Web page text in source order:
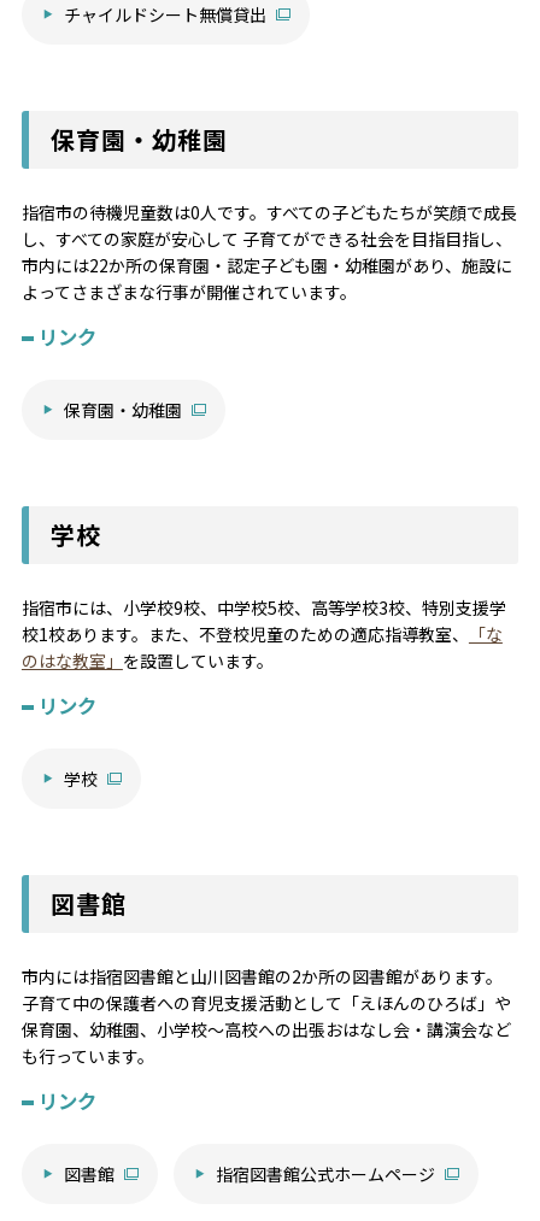
チャイルドシート無償貸出
保育園・幼稚園
指宿市の待機児童数は0人です。すべての子どもたちが笑顔で成長
し、すべての家庭が安心して 子育てができる社会を目指目指し、
市内には22か所の保育園・認定子ども園・幼稚園があり、施設に
よってさまざまな行事が開催されています。
リンク
保育園・幼稚園
学校
指宿市には、小学校9校、中学校5校、高等学校3校、特別支援学
校1校あります。また、不登校児童のための適応指導教室、
「な
のはな教室」 を設置しています。
リンク
学校
図書館
市内には指宿図書館と山川図書館の2か所の図書館があります。
子育て中の保護者への育児支援活動として「えほんのひろば」や
保育園、幼稚園、小学校～高校への出張おはなし会・講演会など
も行っています。
リンク
図書館 指宿図書館公式ホームページ